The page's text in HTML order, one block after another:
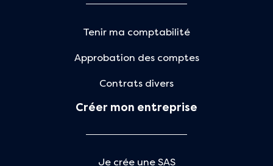
Tenir ma comptabilité
Approbation des comptes
Contrats divers
Créer mon entreprise
Je crée une SAS